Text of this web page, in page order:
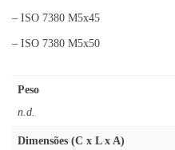
– ISO 7380 M5x45
– ISO 7380 M5x50
Peso
n.d.
Dimensões (C x L x A)